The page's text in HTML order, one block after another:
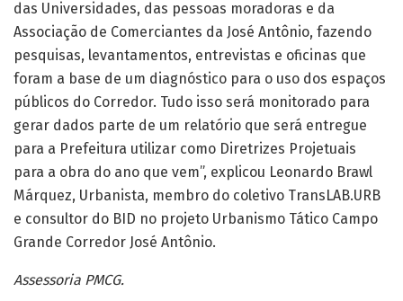
das Universidades, das pessoas moradoras e da
Associação de Comerciantes da José Antônio, fazendo
pesquisas, levantamentos, entrevistas e oficinas que
foram a base de um diagnóstico para o uso dos espaços
públicos do Corredor. Tudo isso será monitorado para
gerar dados parte de um relatório que será entregue
para a Prefeitura utilizar como Diretrizes Projetuais
para a obra do ano que vem”, explicou Leonardo Brawl
Márquez, Urbanista, membro do coletivo TransLAB.URB
e consultor do BID no projeto Urbanismo Tático Campo
Grande Corredor José Antônio.
Assessoria PMCG.